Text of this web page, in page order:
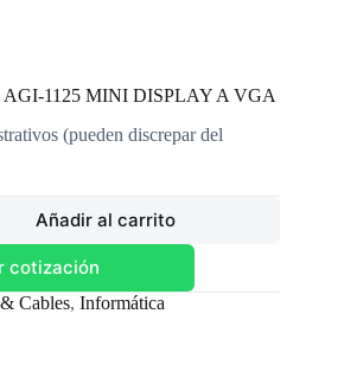
1125 MINI DISPLAY A VGA
(pueden discrepar del
Añadir al carrito
cotización
Cables, Informática